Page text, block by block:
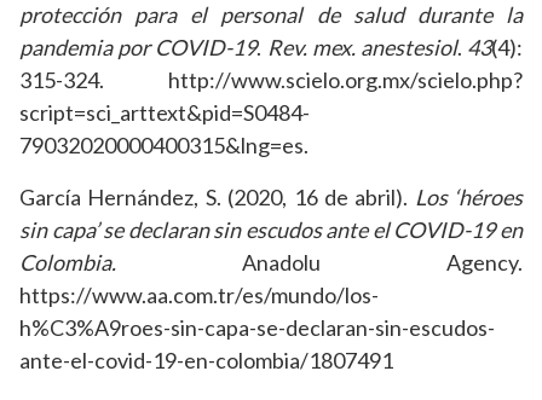
protección para el personal de salud durante la
pandemia por COVID-19. Rev. mex. anestesiol. 43(4):
315-324. http://www.scielo.org.mx/scielo.php?
script=sci_arttext&pid=S0484-
79032020000400315&lng=es.
García Hernández, S. (2020, 16 de abril). Los ‘héroes
sin capa’ se declaran sin escudos ante el COVID-19 en
Colombia. Anadolu Agency.
https://www.aa.com.tr/es/mundo/los-
h%C3%A9roes-sin-capa-se-declaran-sin-escudos-
ante-el-covid-19-en-colombia/1807491